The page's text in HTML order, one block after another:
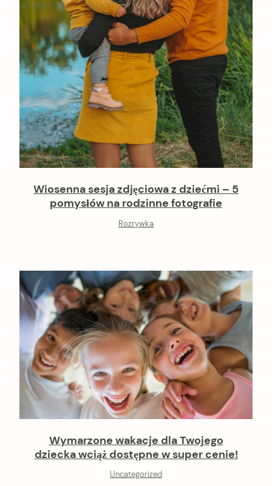
Wiosenna sesja zdjęciowa z dziećmi – 5
pomysłów na rodzinne fotografie
Rozrywka
Wymarzone wakacje dla Twojego
dziecka wciąż dostępne w super cenie!
Uncategorized